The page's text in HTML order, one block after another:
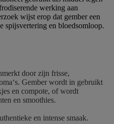
werking aan
wijst erop dat gember een
spijsvertering en bloedsomloop.
door zijn frisse,
Gember wordt in gebruikt
en compote, of wordt
en smoothies.
en intense smaak.